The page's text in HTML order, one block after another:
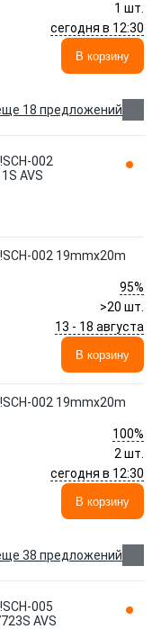
1 шт.
сегодня в 12:30
В корзину
18 предложений
002
AVS
002 19mmx20m
95%
>20 шт.
13 - 18 августа
В корзину
002 19mmx20m
100%
2 шт.
сегодня в 12:30
В корзину
38 предложений
005
AVS